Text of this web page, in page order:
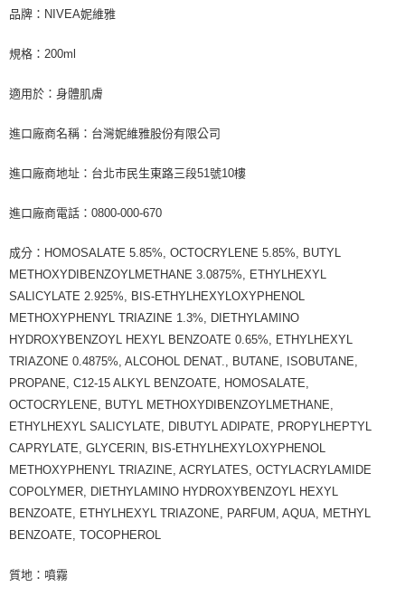
品牌：NIVEA妮維雅
規格：200ml
適用於：身體肌膚
進口廠商名稱：台灣妮維雅股份有限公司
進口廠商地址：台北市民生東路三段51號10樓
進口廠商電話：0800-000-670
成分：HOMOSALATE 5.85%, OCTOCRYLENE 5.85%, BUTYL
METHOXYDIBENZOYLMETHANE 3.0875%, ETHYLHEXYL
SALICYLATE 2.925%, BIS-ETHYLHEXYLOXYPHENOL
METHOXYPHENYL TRIAZINE 1.3%, DIETHYLAMINO
HYDROXYBENZOYL HEXYL BENZOATE 0.65%, ETHYLHEXYL
TRIAZONE 0.4875%, ALCOHOL DENAT., BUTANE, ISOBUTANE,
PROPANE, C12-15 ALKYL BENZOATE, HOMOSALATE,
OCTOCRYLENE, BUTYL METHOXYDIBENZOYLMETHANE,
ETHYLHEXYL SALICYLATE, DIBUTYL ADIPATE, PROPYLHEPTYL
CAPRYLATE, GLYCERIN, BIS-ETHYLHEXYLOXYPHENOL
METHOXYPHENYL TRIAZINE, ACRYLATES, OCTYLACRYLAMIDE
COPOLYMER, DIETHYLAMINO HYDROXYBENZOYL HEXYL
BENZOATE, ETHYLHEXYL TRIAZONE, PARFUM, AQUA, METHYL
BENZOATE, TOCOPHEROL
質地：噴霧